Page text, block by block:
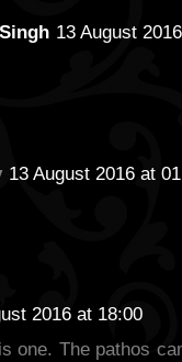
13 August
13 August 2016 at
2016 at 18:00
one. The pathos